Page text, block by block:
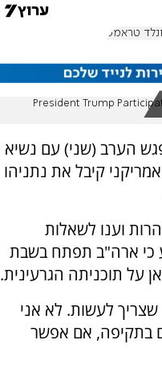
טראמפ
President Trump
הערב (שני) עם נשיא
קיבל את נתניהו
וענו לשאלות
כי ארה"ב תפתח בשבת
על תוכניתה הגרעינית.
לעשות. לא אני
בתקיפה, אם אפשר